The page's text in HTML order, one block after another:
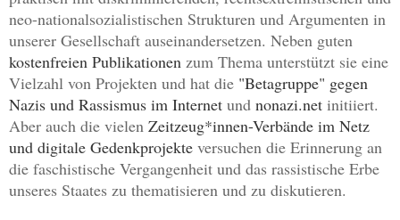
neo-nationalsozialistischen Strukturen und Argumenten in
unserer Gesellschaft auseinandersetzen. Neben guten
kostenfreien Publikationen zum Thema unterstützt sie eine
Vielzahl von Projekten und hat die "Betagruppe" gegen
Nazis und Rassismus im Internet und nonazi.net initiiert.
Aber auch die vielen Zeitzeug*innen-Verbände im Netz
und digitale Gedenkprojekte versuchen die Erinnerung an
die faschistische Vergangenheit und das rassistische Erbe
unseres Staates zu thematisieren und zu diskutieren.